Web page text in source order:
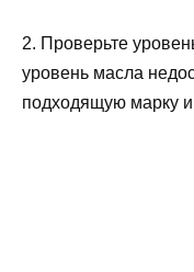
2. Проверьте
уровень масла
подходящую марку